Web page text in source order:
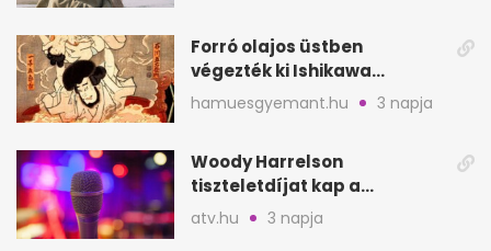
Forró olajos üstben
végezték ki Ishikawa
Goemont, Japán Robin
Hoodját
hamuesgyemant.hu 3 napja
Woody Harrelson
tiszteletdíjat kap a
Szarajevói Filmfesztiválon
atv.hu 3 napja